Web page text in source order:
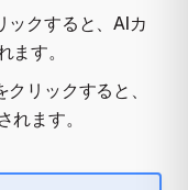
ックすると、AIカ
ます。
クリックすると、
れます。